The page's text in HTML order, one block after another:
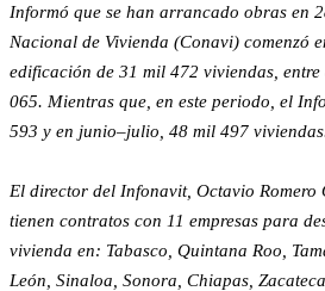
Informó que se han arrancado obras en
Nacional de Vivienda (Conavi) comenzó
edificación de 31 mil 472 viviendas,
065. Mientras que, en este periodo, el
593 y en junio–julio, 48 mil 497
El director del Infonavit, Octavio Romero
tienen contratos con 11 empresas para
vivienda en: Tabasco, Quintana Roo,
León, Sinaloa, Sonora, Chiapas,